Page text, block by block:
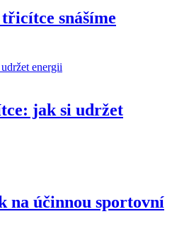
snášíme
jak si udržet
na účinnou sportovní